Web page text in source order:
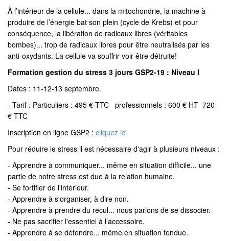
À l’intérieur de la cellule... dans la mitochondrie, la machine à
produire de l’énergie bat son plein (cycle de Krebs) et pour
conséquence, la libération de radicaux libres (véritables
bombes)... trop de radicaux libres pour être neutralisés par les
anti-oxydants. La cellule va souffrir voir être détruite!
Formation gestion du stress 3 jours GSP2-19 : Niveau I
Dates : 11-12-13 septembre.
- Tarif : Particuliers : 495 € TTC professionnels : 600 € HT 720
€ TTC
Inscription en ligne GSP2 : cliquez ici
Pour réduire le stress il est nécessaire d'agir à plusieurs niveaux :
- Apprendre à communiquer... même en situation difficile... une
partie de notre stress est due à la relation humaine.
- Se fortifier de l'intérieur.
- Apprendre à s'organiser, à dire non.
- Apprendre à prendre du recul... nous parlons de se dissocier.
- Ne pas sacrifier l'essentiel à l’accessoire.
- Apprendre à se détendre... même en situation tendue.